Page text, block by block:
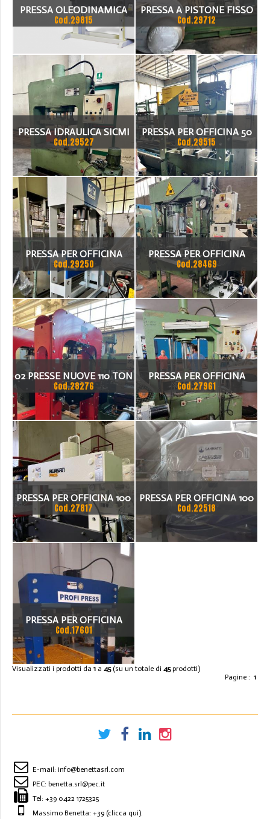
PRESSA OLEODINAMICA
SAHAMATO DP.M
MOTORIZZATA
Cod.29815
PRESSA A PISTONE FISSO
200 TON 3300 X 1000 TON
200 H 1000MM. SOTTO
STAMPO 650MM CIRCA
Cod.29712
PRESSA IDRAULICA SICMI
MOD. PST-A TON 100
Cod.29527
PRESSA PER OFFICINA 50
TON
Cod.29515
PRESSA PER OFFICINA
NUOVA GMR 100 TON
Cod.29250
PRESSA PER OFFICINA
OMCN
Cod.28469
02 PRESSE NUOVE 110 TON
Cod.28276
PRESSA PER OFFICINA
SICMI 40 TON
Cod.27961
PRESSA PER OFFICINA 100
TON
Cod.27817
PRESSA PER OFFICINA 100
TON
Cod.22518
PRESSA PER OFFICINA
NUOVA 100 TON
Cod.17601
Visualizzati i prodotti da 1 a 45(su un totale di 45prodotti)
Pagine : 1
E-mail: info@benettasrl.com
PEC: benetta.srl@pec.it
Tel: +39 0422 1725325
Massimo Benetta: +39 (clicca qui).